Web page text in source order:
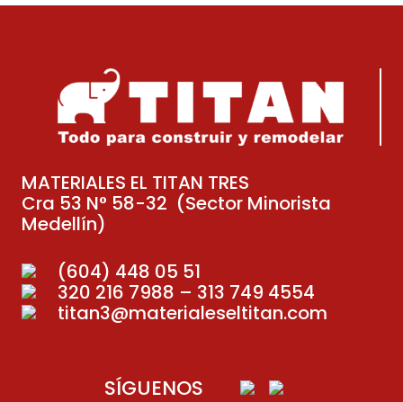
MATERIALES EL TITAN TRES
Cra 53 N° 58-32 (Sector Minorista
Medellín)
(604) 448 05 51
320 216 7988 – 313 749 4554
titan3@materialeseltitan.com
SÍGUENOS